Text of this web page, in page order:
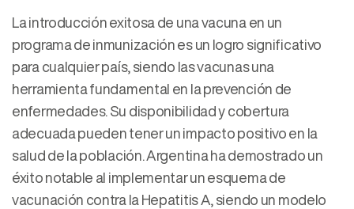
La introducción exitosa de una vacuna en un
programa de inmunización es un logro significativo
para cualquier país, siendo las vacunas una
herramienta fundamental en la prevención de
enfermedades. Su disponibilidad y cobertura
adecuada pueden tener un impacto positivo en la
salud de la población. Argentina ha demostrado un
éxito notable al implementar un esquema de
vacunación contra la Hepatitis A, siendo un modelo